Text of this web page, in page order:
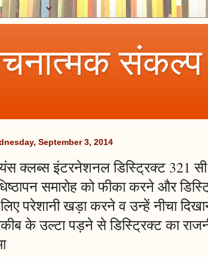
संकल्प
September 3, 2014
क्लब्स इंटरनेशनल डिस्ट्रिक्ट 321
समारोह को फीका करने और
परेशानी खड़ा करने व उन्हें नीचा
के उल्टा पड़ने से डिस्ट्रिक्ट का